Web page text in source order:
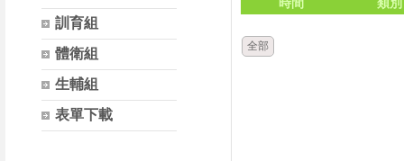
訓育組
體衛組
生輔組
表單下載
全部